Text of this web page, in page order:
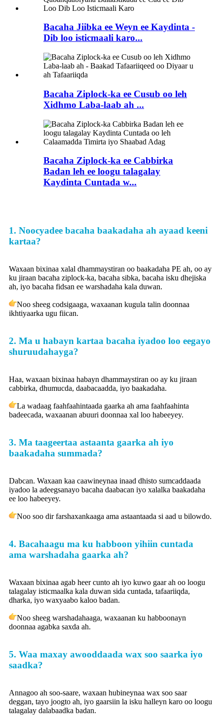
Bacaha Jiibka ee Weyn ee Kaydinta -
Dib loo isticmaali karo...
Bacaha Ziplock-ka ee Cusub oo leh
Xidhmo Laba-laab ah ...
Bacaha Ziplock-ka ee Cabbirka
Badan leh ee loogu talagalay
Kaydinta Cuntada w...
1. Noocyadee bacaha baakadaha ah ayaad keeni
kartaa?
Waxaan bixinaa xalal dhammaystiran oo baakadaha PE ah, oo ay
ku jiraan bacaha ziplock-ka, bacaha sibka, bacaha isku dhejiska
ah, iyo bacaha fidsan ee warshadaha kala duwan.
Noo sheeg codsigaaga, waxaanan kugula talin doonnaa
ikhtiyaarka ugu fiican.
2. Ma u habayn kartaa bacaha iyadoo loo eegayo
shuruudahayga?
Haa, waxaan bixinaa habayn dhammaystiran oo ay ku jiraan
cabbirka, dhumucda, daabacaadda, iyo baakadaha.
La wadaag faahfaahintaada gaarka ah ama faahfaahinta
badeecada, waxaanan abuuri doonnaa xal loo habeeyey.
3. Ma taageertaa astaanta gaarka ah iyo
baakadaha summada?
Dabcan. Waxaan kaa caawineynaa inaad dhisto sumcaddaada
iyadoo la adeegsanayo bacaha daabacan iyo xalalka baakadaha
ee loo habeeyey.
Noo soo dir farshaxankaaga ama astaantaada si aad u bilowdo.
4. Bacahaagu ma ku habboon yihiin cuntada
ama warshadaha gaarka ah?
Waxaan bixinaa agab heer cunto ah iyo kuwo gaar ah oo loogu
talagalay isticmaalka kala duwan sida cuntada, tafaariiqda,
dharka, iyo waxyaabo kaloo badan.
Noo sheeg warshadahaaga, waxaanan ku habboonayn
doonnaa agabka saxda ah.
5. Waa maxay awooddaada wax soo saarka iyo
saadka?
Annagoo ah soo-saare, waxaan hubineynaa wax soo saar
deggan, tayo joogto ah, iyo gaarsiin la isku halleyn karo oo loogu
talagalay dalabaadka badan.